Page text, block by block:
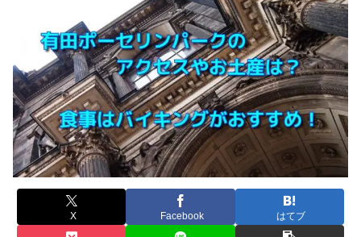
X Facebook はてブ